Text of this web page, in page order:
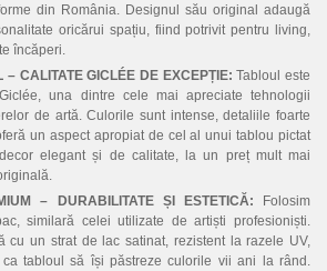
din România. Designul său original adaugă
oricărui spațiu, fiind potrivit pentru living,
încăperi.
– CALITATE GICLÉE DE EXCEPȚIE: Tabloul este
una dintre cele mai apreciate tehnologii
de artă. Culorile sunt intense, detaliile foarte
un aspect apropiat de cel al unui tablou pictat
elegant și de calitate, la un preț mult mai
– DURABILITATE ȘI ESTETICĂ: Folosim
similară celei utilizate de artiști profesioniști.
cu un strat de lac satinat, rezistent la razele UV,
tabloul să își păstreze culorile vii ani la rând.